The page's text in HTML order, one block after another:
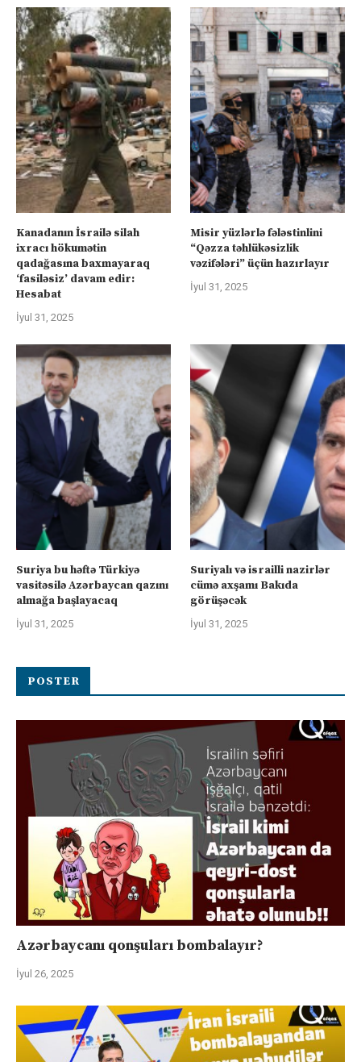
Kanadanın İsrailə silah
ixracı hökumətin
qadağasına baxmayaraq
‘fasiləsiz’ davam edir:
Hesabat
İyul 31, 2025
Misir yüzlərlə fələstinlini
“Qəzza təhlükəsizlik
vəzifələri” üçün hazırlayır
İyul 31, 2025
Suriya bu həftə Türkiyə
vasitəsilə Azərbaycan qazını
almağa başlayacaq
İyul 31, 2025
Suriyalı və israilli nazirlər
cümə axşamı Bakıda
görüşəcək
İyul 31, 2025
POSTER
Azərbaycanı qonşuları bombalayır?
İyul 26, 2025